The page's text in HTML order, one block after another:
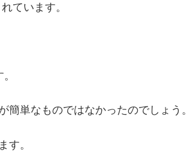
ています。
単なものではなかったのでしょう。
す。